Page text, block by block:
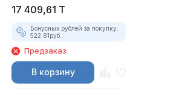
17 409,61 T
Бонусных рублей за покупку:
522.81руб.
Предзаказ
В корзину